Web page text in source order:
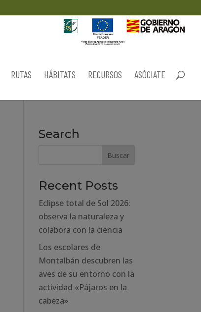
RUTAS HÁBITATS RECURSOS ASÓCIATE
Search
Recent Posts
Eclipse total de Sol 2026:
observa la naturaleza y
colabora con la ciencia
Los escolares de
Montalbán descubren las
aves de su entorno con la
actividad «Pájaros en la
cabeza»